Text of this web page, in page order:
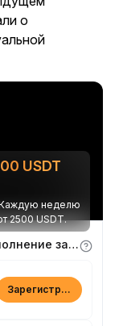
о
USDT
Каждую неделю
2500 USDT.
Зарабатывайте баллы опыта за выполнение заданий
Зарегистрироваться